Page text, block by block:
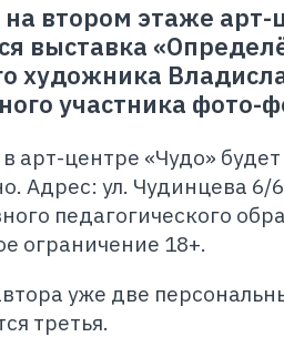
на втором этаже арт-
выставка
художника
участника фото-
арт-центре «Чудо»
Адрес: ул. Чудинцева 6/
педагогического
ограничение 18+.
уже две
третья.